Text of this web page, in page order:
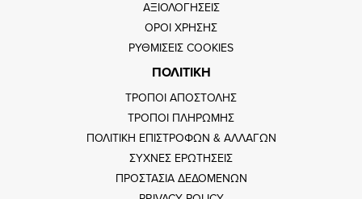
ΑΞΙΟΛΟΓΗΣΕΙΣ
ΟΡΟΙ ΧΡΗΣΗΣ
ΡΥΘΜΙΣΕΙΣ COOKIES
ΠΟΛΙΤΙΚΗ
ΤΡΟΠΟΙ ΑΠΟΣΤΟΛΗΣ
ΤΡΟΠΟΙ ΠΛΗΡΩΜΗΣ
ΠΟΛΙΤΙΚΗ ΕΠΙΣΤΡΟΦΩΝ & ΑΛΛΑΓΩΝ
ΣΥΧΝΕΣ ΕΡΩΤΗΣΕΙΣ
ΠΡΟΣΤΑΣΙΑ ΔΕΔΟΜΕΝΩΝ